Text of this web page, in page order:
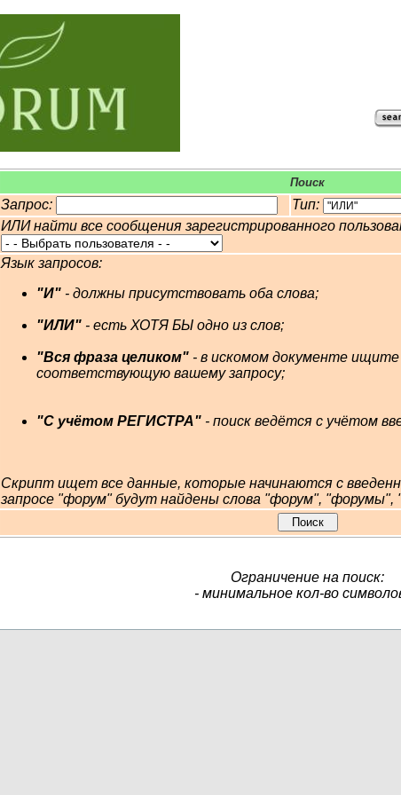
Поиск
Запрос: Тип:
ИЛИ найти все сообщения зарегистрированного
Язык запросов:
"И"- должны присутствовать оба слова;
"ИЛИ"- есть ХОТЯ БЫ одно из слов;
"Вся фраза целиком"- в искомом документе ищите
соответствующую вашему запросу;
"С учётом РЕГИСТРА"- поиск ведётся с учётом
Скрипт ищет все данные, которые начинаются с
запросе "форум" будут найдены слова "форум", "форумы",
Ограничение на поиск:
- минимальное кол-во